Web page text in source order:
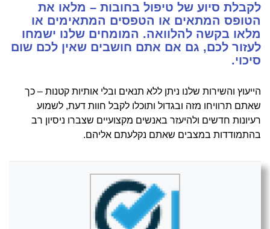
לקבלת סיוע של טיפול בחובות – מלאו את
הטופס המתאים או הטפסים המתאימים או
מלאו בקשה להלוואה. המומחים שלנו ישמחו
לעזור לכם, גם אם אתם חושבים שאין לכם שום
סיכוי.
הייעוץ והשירות שלנו ניתן ללא תנאים ובלי אותיות קטנות – כך
שאתם תרוויחו מזה ובגדול ותוכלו לקבל חוות דעת, לשמוע
רעיונות חדשים ולהיעזר באנשים מקצועיים שצברו ניסיון רב
בהתמודדות במצבים שאתם נקלעתם אליהם.